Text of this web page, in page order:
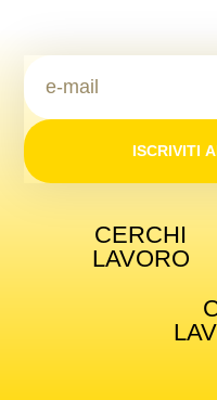
ISCRIVITI
CERCHI
LAVORO